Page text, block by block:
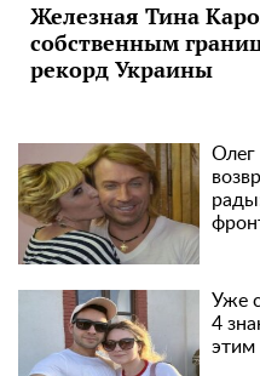
Железная Тина
собственным
рекорд Украины
Олег
Уже
4
этим